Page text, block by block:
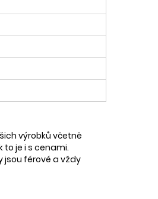
výrobků včetně
to je i s cenami.
jsou férové a vždy